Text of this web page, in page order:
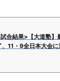
合結果>【大道塾】
、11・9全日本大会